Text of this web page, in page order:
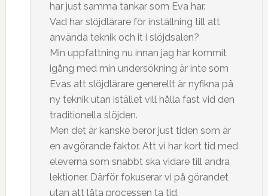
har just samma tankar som Eva har.
Vad har slöjdlärare för inställning till att
använda teknik och it i slöjdsalen?
Min uppfattning nu innan jag har kommit
igång med min undersökning är inte som
Evas att slöjdlärare generellt är nyfikna på
ny teknik utan istället vill hålla fast vid den
traditionella slöjden.
Men det är kanske beror just tiden som är
en avgörande faktor. Att vi har kort tid med
eleverna som snabbt ska vidare till andra
lektioner. Därför fokuserar vi på görandet
utan att låta processen ta tid.